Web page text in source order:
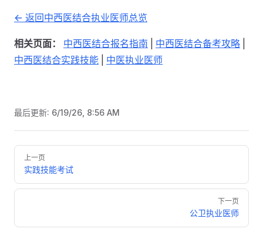
<- 返回中西医结合执业医师总览
相关页面： 中西医结合报名指南 中西医结合备考攻略
中西医结合实践技能
中医执业医师
最后更新: 6/19/26, 8:56 AM
Pager
上一页
实践技能考试
下一页
公卫执业医师